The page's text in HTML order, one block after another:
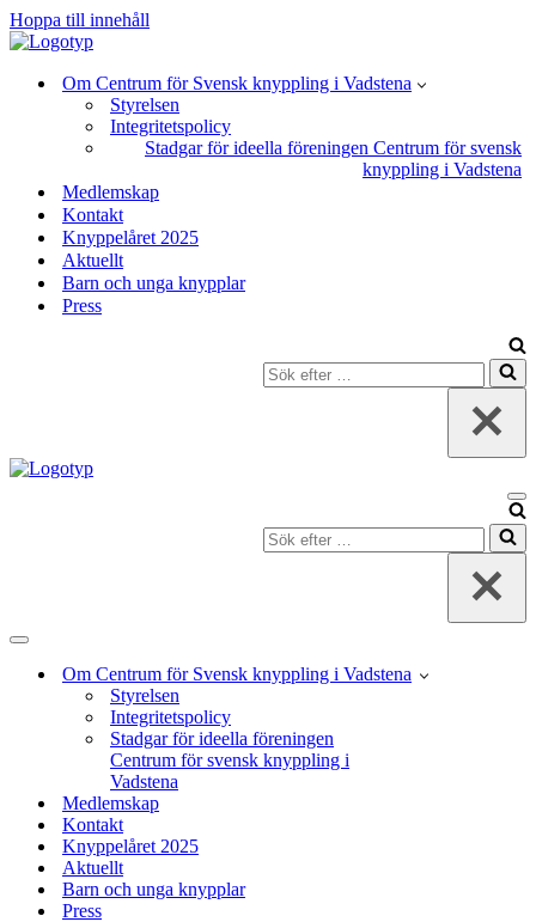
Hoppa till innehåll
Om Centrum för Svensk knyppling i Vadstena
Styrelsen
Integritetspolicy
Stadgar för ideella föreningen Centrum för svensk
knyppling i Vadstena
Medlemskap
Kontakt
Knyppelåret 2025
Aktuellt
Barn och unga knypplar
Press
Sök
efter
Sök
efter
Navigeringsmeny
Om Centrum för Svensk knyppling i Vadstena
Styrelsen
Integritetspolicy
Stadgar för ideella föreningen
Centrum för svensk knyppling i
Vadstena
Medlemskap
Kontakt
Knyppelåret 2025
Aktuellt
Barn och unga knypplar
Press